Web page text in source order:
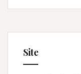
Site